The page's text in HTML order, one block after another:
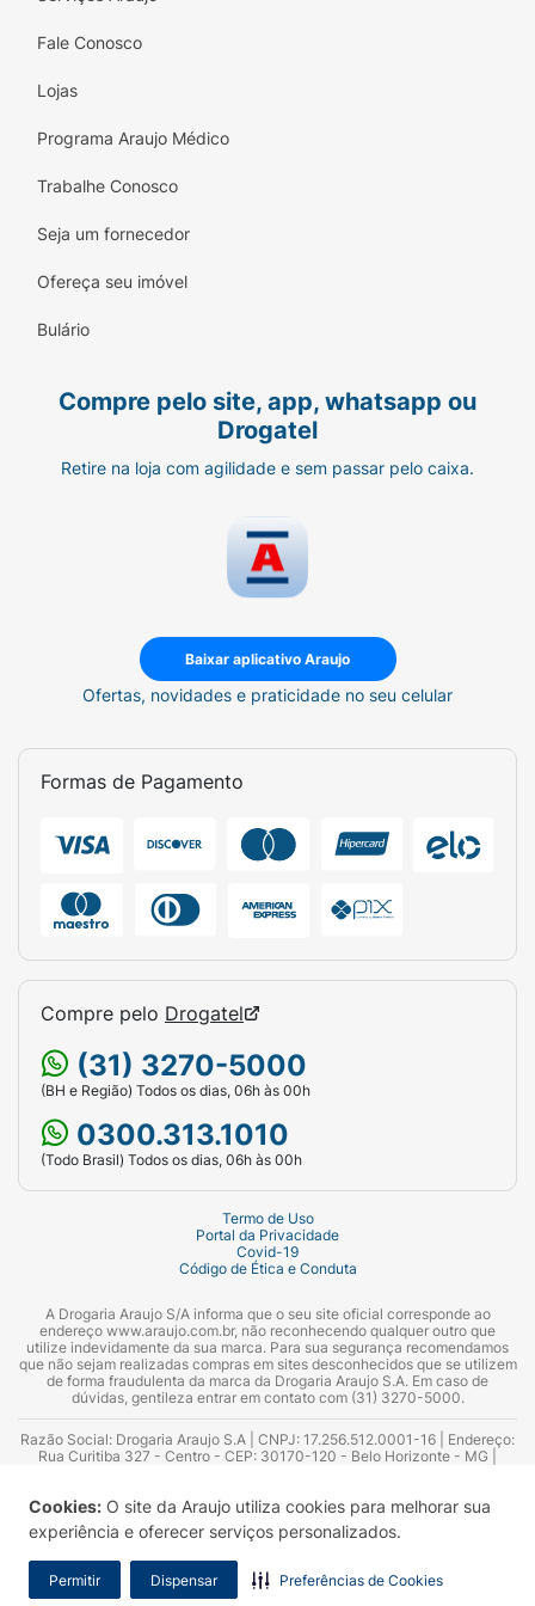
Cookies: O site da Araujo utiliza cookies para melhorar sua
experiência e oferecer serviços personalizados.
Permitir Dispensar Preferências de Cookies
perfumeDesenvolvido com
dermatologistas
na pele em um movimento suave e circular.
Enxague.
Fale Conosco
Lojas
Programa Araujo Médico
Trabalhe Conosco
Seja um fornecedor
Ofereça seu imóvel
Bulário
Compre pelo site, app, whatsapp ou
Drogatel
Retire na loja com agilidade e sem passar pelo caixa.
Baixar aplicativo Araujo
Ofertas, novidades e praticidade no seu celular
Formas de Pagamento
Compre pelo Drogatel
(31) 3270-5000
(BH e Região) Todos os dias, 06h às 00h
0300.313.1010
(Todo Brasil) Todos os dias, 06h às 00h
Termo de Uso
Portal da Privacidade
Covid-19
Código de Ética e Conduta
A Drogaria Araujo S/A informa que o seu site oficial corresponde ao
endereço www.araujo.com.br, não reconhecendo qualquer outro que
utilize indevidamente da sua marca. Para sua segurança recomendamos
que não sejam realizadas compras em sites desconhecidos que se utilizem
de forma fraudulenta da marca da Drogaria Araujo S.A. Em caso de
dúvidas, gentileza entrar em contato com (31) 3270-5000.
Razão Social: Drogaria Araujo S.A | CNPJ: 17.256.512.0001-16 | Endereço:
Rua Curitiba 327 - Centro - CEP: 30170-120 - Belo Horizonte - MG |
Azevedo Guimarães – CRF 10.965 | Yasmin Silva Alvarenga – CRF 52.584 -
Consultor substituto: Thiago Aguiar Pinheiro - CRF Nº 13.748. Alvará
Sanitário: 2025020713 | Autorização de Funcionamento da Empresa (AFE):